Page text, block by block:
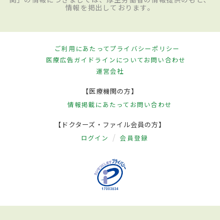
情報を掲出しております。
ご利用にあたってプライバシーポリシー
医療広告ガイドラインについてお問い合わせ
運営会社
【医療機関の方】
情報掲載にあたって お問い合わせ
【ドクターズ・ファイル会員の方】
ログイン 会員登録